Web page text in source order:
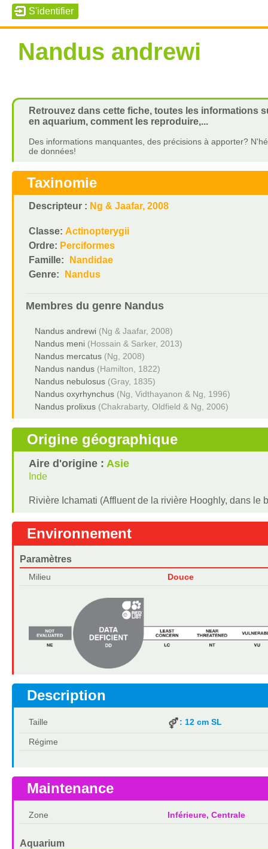
Nandus andrewi
Retrouvez dans cette fiche, toutes les informations
en aquarium, comment les reproduire,...
Des informations manquantes, des précisions à apporter?
de données!
Taxinomie
Descripteur : Ng & Jaafar, 2008
Classe: Actinopterygii
Ordre: Perciformes
Famille:
Nandidae
Genre:
Nandus
Membres du genre Nandus
Nandus andrewi (Ng & Jaafar, 2008)
Nandus meni (Hossain & Sarker, 2013)
Nandus mercatus (Ng, 2008)
Nandus nandus (Hamilton, 1822)
Nandus nebulosus (Gray, 1835)
Nandus oxyrhynchus (Ng, Vidthayanon & Ng, 1996)
Nandus prolixus (Chakrabarty, Oldfield & Ng, 2006)
Origine géographique
Aire d'origine : Asie
Inde
Rivière Ichamati (Affluent de la rivière Hooghly, dans le
Environnement
Paramètres
Milieu Douce
Description
Taille : 12 cm SL
Régime
Maintenance
Zone Inférieure, Centrale
Aquarium